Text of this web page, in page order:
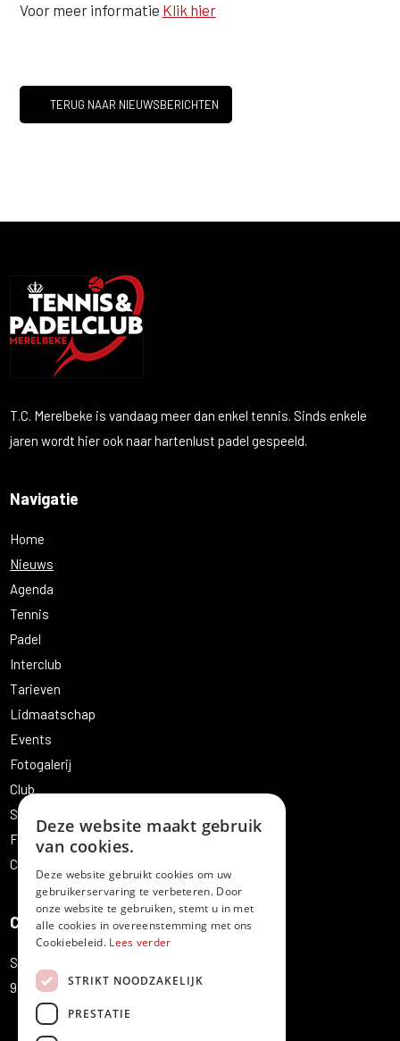
Voor meer informatie Klik hier
TERUG NAAR NIEUWSBERICHTEN
T.C. Merelbeke is vandaag meer dan enkel tennis. Sinds enkele
jaren wordt hier ook naar hartenlust padel gespeeld.
Navigatie
Home
Nieuws
Agenda
Tennis
Padel
Interclub
Tarieven
Lidmaatschap
Events
Fotogalerij
Club
Sales
FAQ
Contact
Contact
Sportstraat 7
9820 Merelbeke
+32 9 231 18 42
Deze website maakt gebruik
van cookies.
Deze website gebruikt cookies om uw
gebruikerservaring te verbeteren. Door
onze website te gebruiken, stemt u in met
alle cookies in overeenstemming met ons
Cookiebeleid. Lees verder
STRIKT NOODZAKELIJK
PRESTATIE